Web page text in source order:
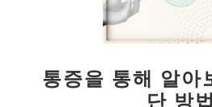
통증을 통해 알아
단 방법